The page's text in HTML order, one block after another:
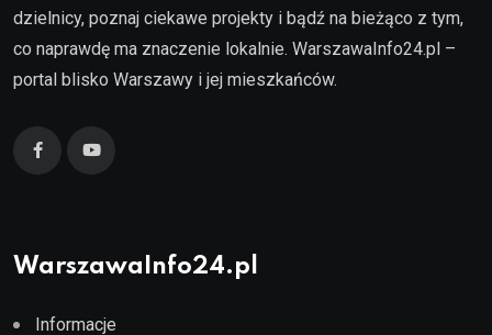
dzielnicy, poznaj ciekawe projekty i bądź na bieżąco z tym,
co naprawdę ma znaczenie lokalnie. WarszawaInfo24.pl –
portal blisko Warszawy i jej mieszkańców.
WarszawaInfo24.pl
Informacje